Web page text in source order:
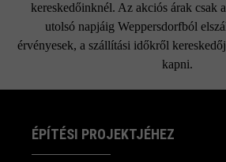
kereskedőinknél. Az akciós árak csak
utolsó napjáig Weppersdorfból
érvényesek, a szállítási időkről
kapni.
ÉPÍTÉSI PROJEKTJÉHEZ